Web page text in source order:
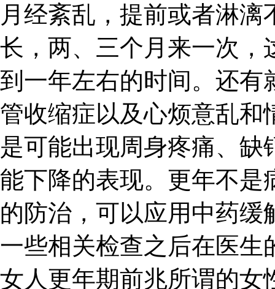
月经紊乱，提前或者淋
长，两、三个月来一次，
到一年左右的时间。还有
管收缩症以及心烦意乱和
是可能出现周身疼痛、
能下降的表现。更年不是
的防治，可以应用中药
一些相关检查之后在医生
女人更年期前兆所谓的女